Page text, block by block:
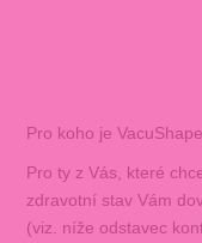
Pro koho je
Pro ty z Vás, které
zdravotní stav Vám
(viz. níže odstavec